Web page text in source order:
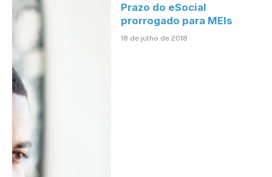
Prazo do eSocial
prorrogado para MEIs
18 de julho de 2018